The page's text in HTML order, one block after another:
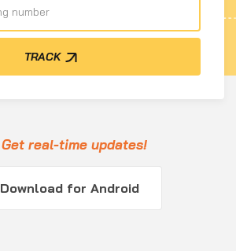
TRACK
Get real-time updates!
Download for Android